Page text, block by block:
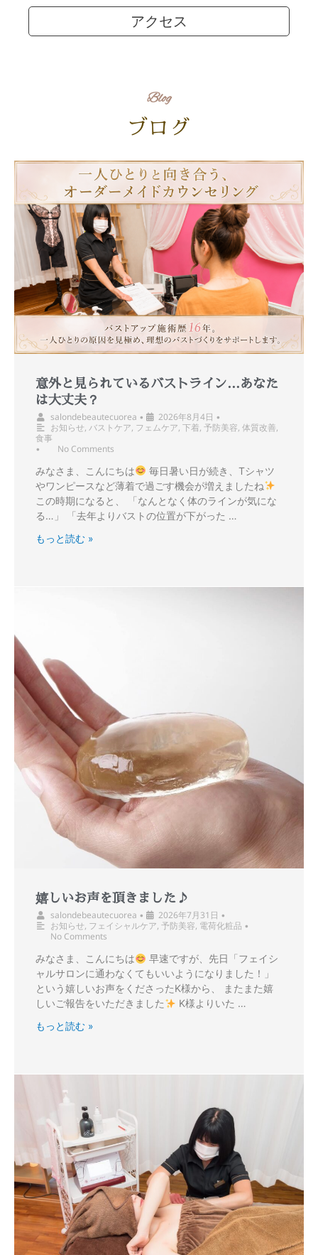
アクセス
Blog
ブログ
意外と見られているバストライン…あなた
は大丈夫？
salondebeautecuorea • 2026年8月4日 •
お知らせ, バストケア, フェムケア, 下着, 予防美容, 体質改善,
食事
•
No Comments
みなさま、こんにちは
毎日暑い日が続き、Tシャツ
やワンピースなど薄着で過ごす機会が増えましたね
この時期になると、 「なんとなく体のラインが気にな
る…」 「去年よりバストの位置が下がった …
もっと読む »
嬉しいお声を頂きました♪
salondebeautecuorea • 2026年7月31日 •
お知らせ, フェイシャルケア, 予防美容, 電荷化粧品 •
No Comments
みなさま、こんにちは
早速ですが、先日「フェイシ
ャルサロンに通わなくてもいいようになりました！」
という嬉しいお声をくださったK様から、 またまた嬉
しいご報告をいただきました
K様よりいた …
もっと読む »